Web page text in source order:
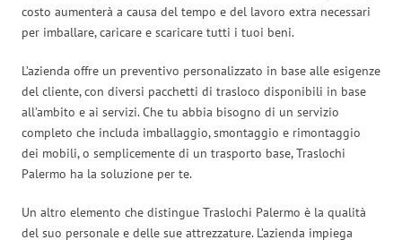
costo aumenterà a causa del tempo e del lavoro extra necessari
per imballare, caricare e scaricare tutti i tuoi beni.
L’azienda offre un preventivo personalizzato in base alle esigenze
del cliente, con diversi pacchetti di trasloco disponibili in base
all’ambito e ai servizi. Che tu abbia bisogno di un servizio
completo che includa imballaggio, smontaggio e rimontaggio
dei mobili, o semplicemente di un trasporto base, Traslochi
Palermo ha la soluzione per te.
Un altro elemento che distingue Traslochi Palermo è la qualità
del suo personale e delle sue attrezzature. L’azienda impiega